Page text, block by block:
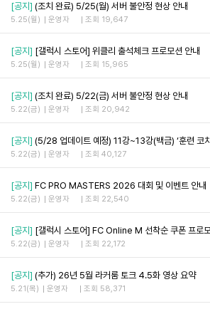
[공지] (조치 완료) 5/25(월) 서버 불안정 현상 안내
5.25(월) 운영자 조회 19,647
[공지] [갤럭시 스토어] 위클리 출석체크 프로모션 안내
5.25(월) 운영자 조회 15,965
[공지] (조치 완료) 5/22(금) 서버 불안정 현상 안내
5.22(금) 운영자 조회 20,942
[공지] (5/28 업데이트 예정) 11강~13강(백금) ‘훈련 코
5.22(금) 운영자 조회 40,127
[공지] FC PRO MASTERS 2026 대회 및 이벤트 안내
5.22(금) 운영자 조회 22,540
[공지] [갤럭시 스토어] FC Online M 선착순 쿠폰 프로
5.22(금) 운영자 조회 22,172
[공지] (추가) 26년 5월 라커룸 토크 4.5화 영상 요약
5.21(목) 운영자 조회 58,371